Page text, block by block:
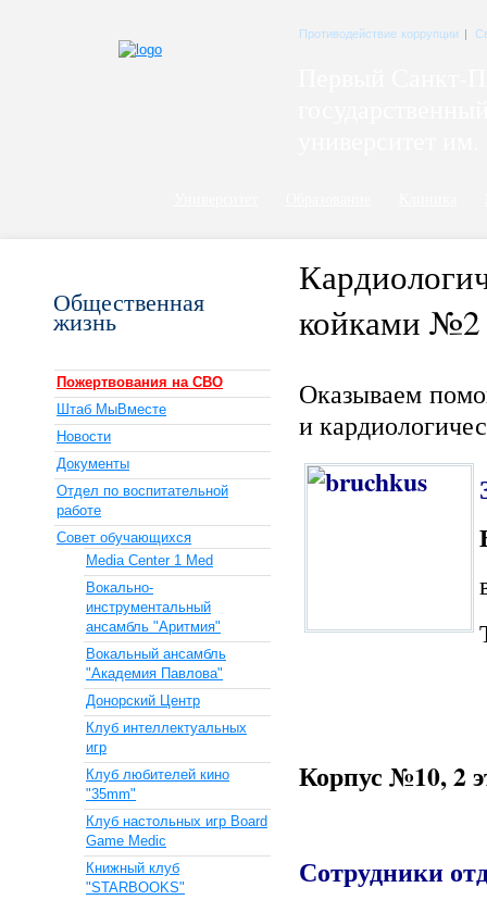
Противодействие коррупции |
койками
Оказываем
и
Корпус №10, 2
Сотрудники
Общественная
жизнь
Пожертвования на СВО
Штаб МыВместе
Новости
Документы
Отдел по воспитательной
работе
Совет обучающихся
Media Center 1 Med
Вокально-
инструментальный
ансамбль "Аритмия"
Вокальный ансамбль
"Академия Павлова"
Донорский Центр
Клуб интеллектуальных
игр
Клуб любителей кино
"35mm"
Клуб настольных игр Board
Game Medic
Книжный клуб
"STARBOOKS"